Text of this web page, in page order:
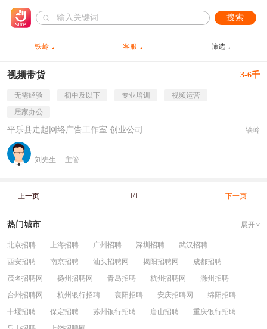
搜索
铁岭 客服 筛选
视频带货 3-6千
无需经验 初中及以下 专业培训
视频运营
居家办公
平乐县走起网络广告工作室 创业公司 铁岭
刘先生 主管
上一页 1/1 下一页
热门城市 展开
北京招聘 上海招聘 广州招聘 深圳招聘
武汉招聘
西安招聘
南京招聘 汕头招聘网 揭阳招聘网
成都招聘
茂名招聘网
扬州招聘网 青岛招聘 杭州招聘网
滁州招聘
台州招聘网
杭州银行招聘 襄阳招聘 安庆招聘网
绵阳招聘
十堰招聘
保定招聘 苏州银行招聘 唐山招聘
重庆银行招聘